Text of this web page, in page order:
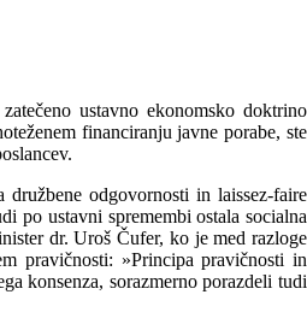
ustavno ekonomsko doktrino
financiranju javne porabe, ste
odgovornosti in laissez-faire
po ustavni spremembi ostala socialna
dr. Uroš Čufer, ko je med razloge
pravičnosti: »Principa pravičnosti in
konsenza, sorazmerno porazdeli tudi